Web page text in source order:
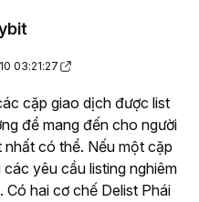
03:21:27
cặp giao dịch được list
để mang đến cho người
có thể. Nếu một cặp
yêu cầu listing nghiêm
Có hai cơ chế Delist Phái